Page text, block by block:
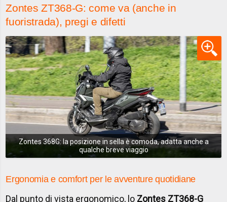
Zontes ZT368-G: come va (anche in
fuoristrada), pregi e difetti
Zontes 368G: la posizione in sella è comoda, adatta anche a
qualche breve viaggio
Ergonomia e comfort per le avventure quotidiane
Dal punto di vista ergonomico, lo Zontes ZT368-G